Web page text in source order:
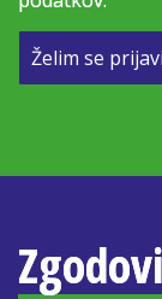
Želim se